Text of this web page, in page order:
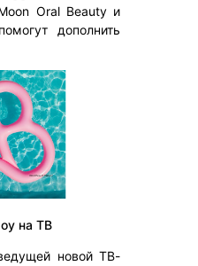
Oral Beauty и
дополнить
на ТВ
новой ТВ-